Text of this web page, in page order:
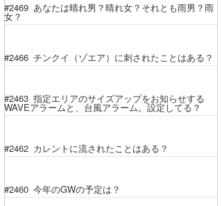
#2469 あなたは晴れ男？晴れ女？それとも雨男？雨
女？
#2466 チンクイ（ゾエア）に刺されたことはある？
#2463 指定エリアのサイズアップをお知らせする
WAVEアラームと、台風アラーム。設定してる？
#2462 カレントに流されたことはある？
#2460 今年のGWの予定は？